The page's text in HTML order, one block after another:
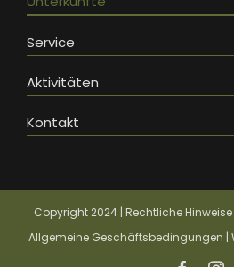
Service
Aktivitäten
Kontakt
Copyright 2024 | Rechtliche Hinweise
Allgemeine Geschäftsbedingungen |